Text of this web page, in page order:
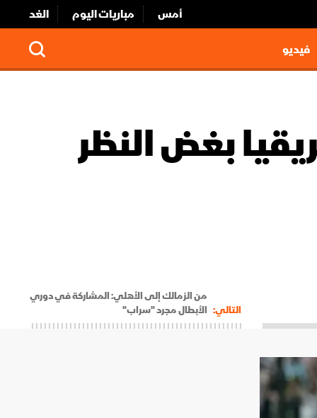
أمس مباريات اليوم
الغد
فيديو
بغض النظر
التالي:
من الزمالك إلى الأهلي: المشاركة في دوري
الأبطال مجرد "سراب"